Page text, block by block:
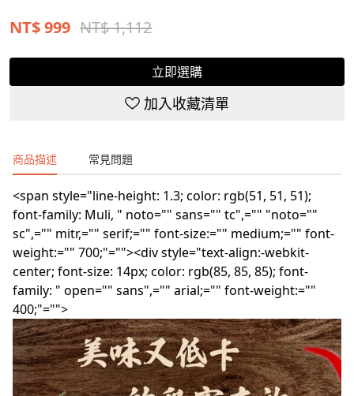
NT$999 NT$ 1,112
立即選購
加入收藏清單
商品描述 常見問題
<span style="line-height: 1.3; color: rgb(51, 51, 51);
font-family: Muli, " noto="" sans="" tc",="" "noto=""
sc",="" mitr,="" serif;="" font-size:="" medium;="" font-
weight:="" 700;"=""><div style="text-align:-webkit-
center; font-size: 14px; color: rgb(85, 85, 85); font-
family: " open="" sans",="" arial;="" font-weight:=""
400;"="">